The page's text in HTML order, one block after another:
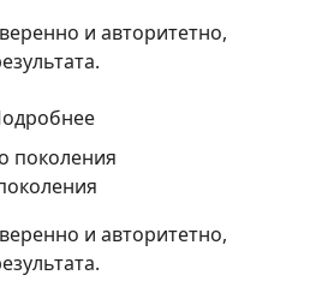
и авторитетно,
и авторитетно,